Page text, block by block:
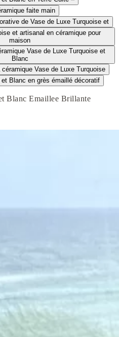
Blanc Emaillee Brillante